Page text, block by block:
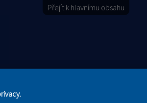
Přejít k hlavnímu obsahu
PORADENSTVÍ